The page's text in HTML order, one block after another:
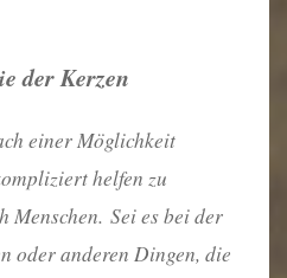
der Kerzen
einer Möglichkeit
helfen zu
Menschen. Sei es bei der
oder anderen Dingen, die